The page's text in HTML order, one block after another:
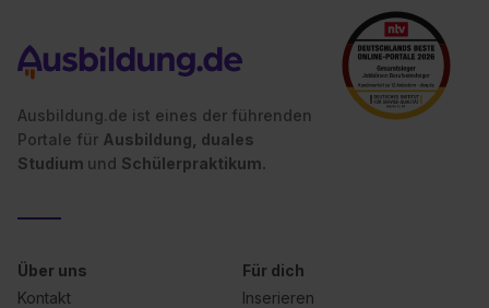
Ausbildung.de ist eines der führenden
Portale für Ausbildung, duales
Studium und Schülerpraktikum.
Über uns
Kontakt
Für dich
Inserieren